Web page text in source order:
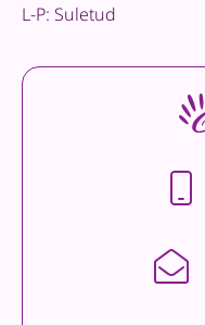
L-P: Suletud